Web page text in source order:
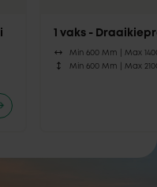
1 vaks -
Min 600 Mm |Max
Min 600 Mm |Max